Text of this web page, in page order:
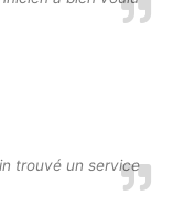
trouvé un service